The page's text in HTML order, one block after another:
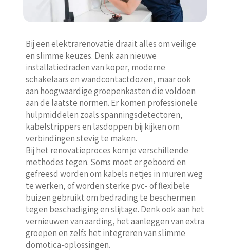
Bij een elektrarenovatie draait alles om veilige
en slimme keuzes. Denk aan nieuwe
installatiedraden van koper, moderne
schakelaars en wandcontactdozen, maar ook
aan hoogwaardige groepenkasten die voldoen
aan de laatste normen. Er komen professionele
hulpmiddelen zoals spanningsdetectoren,
kabelstrippers en lasdoppen bij kijken om
verbindingen stevig te maken.
Bij het renovatieproces kom je verschillende
methodes tegen. Soms moet er geboord en
gefreesd worden om kabels netjes in muren weg
te werken, of worden sterke pvc- of flexibele
buizen gebruikt om bedrading te beschermen
tegen beschadiging en slijtage. Denk ook aan het
vernieuwen van aarding, het aanleggen van extra
groepen en zelfs het integreren van slimme
domotica-oplossingen.